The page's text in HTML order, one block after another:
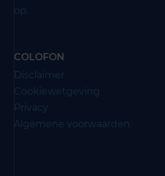
op.
COLOFON
Disclaimer
Cookiewetgeving
Privacy
Algemene voorwaarden